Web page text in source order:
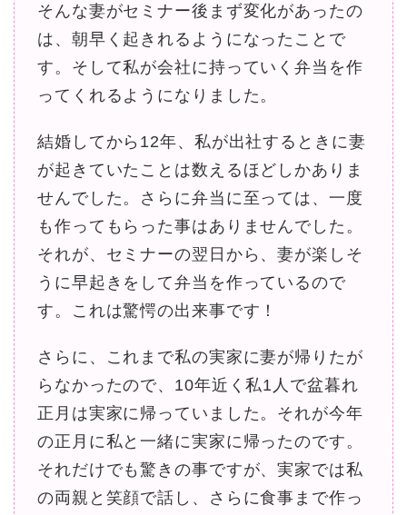
そんな妻がセミナー後まず変化があったの
は、朝早く起きれるようになったことで
す。そして私が会社に持っていく弁当を作
ってくれるようになりました。
結婚してから12年、私が出社するときに妻
が起きていたことは数えるほどしかありま
せんでした。さらに弁当に至っては、一度
も作ってもらった事はありませんでした。
それが、セミナーの翌日から、妻が楽しそ
うに早起きをして弁当を作っているので
す。これは驚愕の出来事です！
さらに、これまで私の実家に妻が帰りたが
らなかったので、10年近く私1人で盆暮れ
正月は実家に帰っていました。それが今年
の正月に私と一緒に実家に帰ったのです。
それだけでも驚きの事ですが、実家では私
の両親と笑顔で話し、さらに食事まで作っ